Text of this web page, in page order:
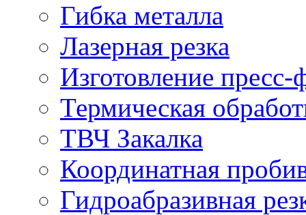
Гибка металла
Лазерная резка
Изготовление
Термическая
ТВЧ Закалка
Координатная
Гидроабразивная